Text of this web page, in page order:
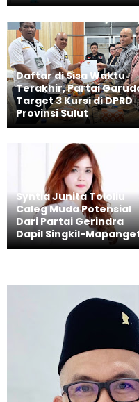
Daftar di Sisa Waktu
Terakhir, Partai
Target 3 Kursi di DPRD
Provinsi Sulut
Syntia Junita Tololiu
Caleg Muda Potensial
Dari Partai Gerindra
Dapil Singkil-